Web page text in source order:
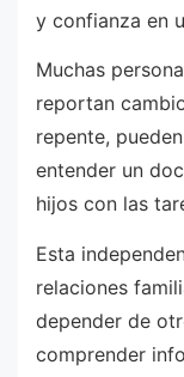
y confianza en
Muchas
reportan
repente,
entender un
hijos con las
Esta
relaciones
depender de
comprender